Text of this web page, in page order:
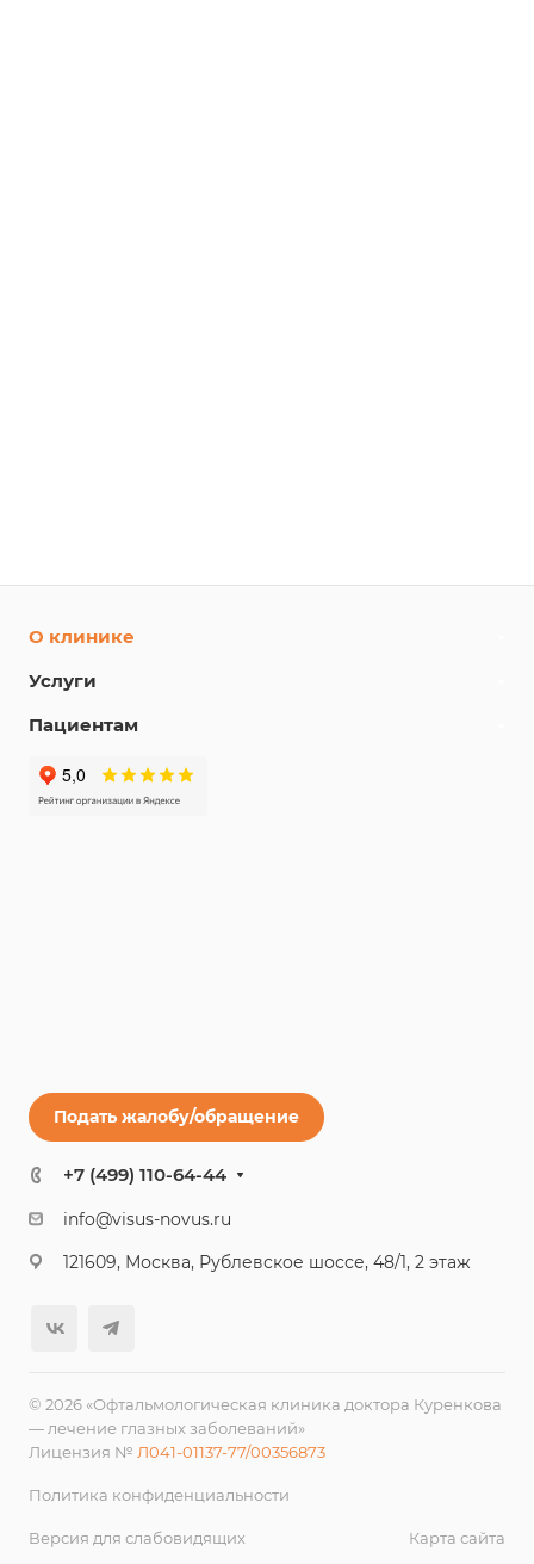
О клинике
Услуги
Пациентам
Подать жалобу/обращение
+7 (499) 110-64-44
info@visus-novus.ru
121609, Москва, Рублевское шоссе, 48/1, 2 этаж
© 2026 «Офтальмологическая клиника доктора Куренкова
— лечение глазных заболеваний»
Лицензия № Л041-01137-77/00356873
Политика конфиденциальности
Версия для слабовидящих Карта сайта